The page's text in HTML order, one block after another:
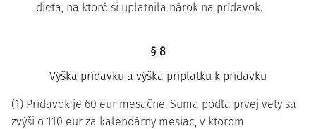
dieťa, na ktoré si uplatnila nárok na prídavok.
§ 8
Výška prídavku a výška príplatku k prídavku
(1) Prídavok je 60 eur mesačne. Suma podľa prvej vety sa
zvýši o 110 eur za kalendárny mesiac, v ktorom